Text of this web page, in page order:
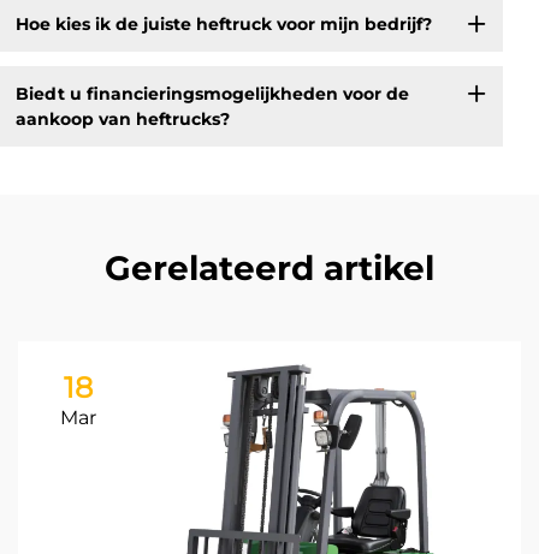
Hoe kies ik de juiste heftruck voor mijn bedrijf?
Biedt u financieringsmogelijkheden voor de
aankoop van heftrucks?
Gerelateerd artikel
18
Mar